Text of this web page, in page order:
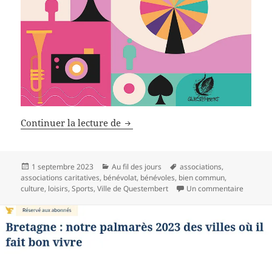
Continuer la lecture de Associations, le cœur battant de
Publié
le
1 septembre 2023 Catégories
Au fil des jours
Mots-
clés
associations,
associations caritatives, bénévolat, bénévoles, bien commun,
culture, loisirs,Sports,Ville de Questembert Un commentaire